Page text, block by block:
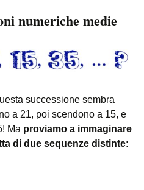
numeriche medie
successione sembra
a 21, poi scendono a 15, e
Ma proviamo a immaginare
di due sequenze distinte: